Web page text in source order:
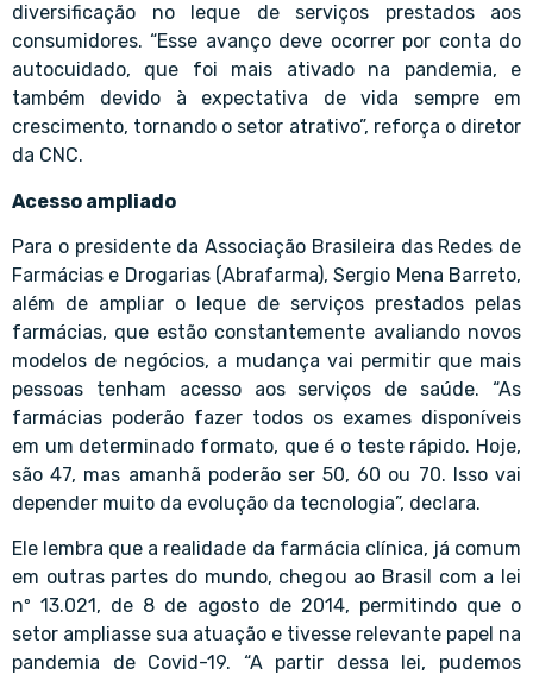
diversificação no leque de serviços prestados aos
consumidores. “Esse avanço deve ocorrer por conta do
autocuidado, que foi mais ativado na pandemia, e
também devido à expectativa de vida sempre em
crescimento, tornando o setor atrativo”, reforça o diretor
da CNC.
Acesso ampliado
Para o presidente da Associação Brasileira das Redes de
Farmácias e Drogarias (Abrafarma), Sergio Mena Barreto,
além de ampliar o leque de serviços prestados pelas
farmácias, que estão constantemente avaliando novos
modelos de negócios, a mudança vai permitir que mais
pessoas tenham acesso aos serviços de saúde. “As
farmácias poderão fazer todos os exames disponíveis
em um determinado formato, que é o teste rápido. Hoje,
são 47, mas amanhã poderão ser 50, 60 ou 70. Isso vai
depender muito da evolução da tecnologia”, declara.
Ele lembra que a realidade da farmácia clínica, já comum
em outras partes do mundo, chegou ao Brasil com a lei
nº 13.021, de 8 de agosto de 2014, permitindo que o
setor ampliasse sua atuação e tivesse relevante papel na
pandemia de Covid-19. “A partir dessa lei, pudemos